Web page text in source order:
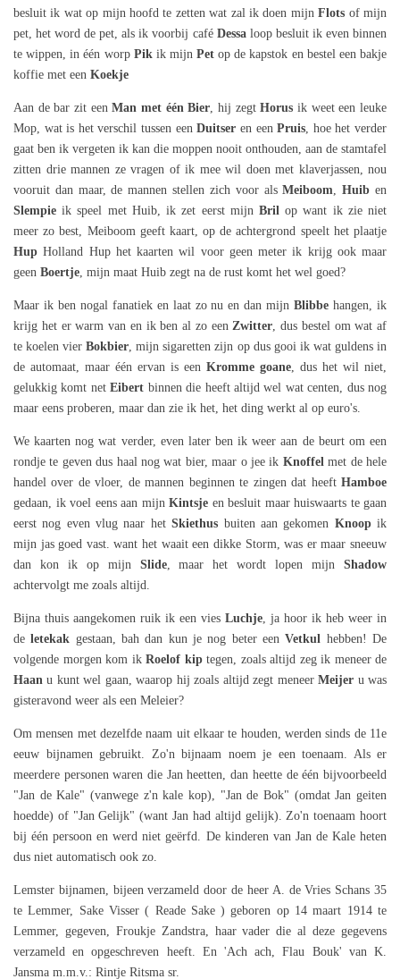
besluit ik wat op mijn hoofd te zetten wat zal ik doen mijnFlots of mijn
pet, het word de pet, als ik voorbij café Dessaloop besluit ik even binnen
te wippen, in één worp Pikik mijnPet op de kapstok en bestel een bakje
koffie met een Koekje
Aan de bar zit eenMan met één Bier, hij zegtHorus ik weet een leuke
Mop, wat is het verschil tussen eenDuitser en eenPruis, hoe het verder
gaat ben ik vergeten ik kan die moppen nooit onthouden, aan de stamtafel
zitten drie mannen ze vragen of ik mee wil doen met klaverjassen, nou
vooruit dan maar, de mannen stellen zich voor alsMeiboom,Huib en
Slempie ik speel met Huib, ik zet eerst mijn Brilop want ik zie niet
meer zo best, Meiboom geeft kaart, op de achtergrond speelt het plaatje
Hup Holland Hup het kaarten wil voor geen meter ik krijg ook maar
geen Boertje, mijn maat Huib zegt na de rust komt het wel goed?
Maar ik ben nogal fanatiek en laat zo nu en dan mijnBlibbe hangen, ik
krijg het er warm van en ik ben al zo eenZwitter, dus bestel om wat af
te koelen vierBokbier, mijn sigaretten zijn op dus gooi ik wat guldens in
de automaat, maar één ervan is een Kromme goane, dus het wil niet,
gelukkig komt netEibert binnen die heeft altijd wel wat centen, dus nog
maar eens proberen, maar dan zie ik het, het ding werkt al op euro's.
We kaarten nog wat verder, even later ben ik weer aan de beurt om een
rondje te geven dus haal nog wat bier, maar o jee ik Knoffelmet de hele
handel over de vloer, de mannen beginnen te zingen dat heeft Hamboe
gedaan, ik voel eens aan mijn Kintsje en besluit maar huiswaarts te gaan
eerst nog even vlug naar hetSkiethus buiten aan gekomen Knoopik
mijn jas goed vast. want het waait een dikke Storm, was er maar sneeuw
dan kon ik op mijn Slide, maar het wordt lopen mijnShadow
achtervolgt me zoals altijd.
Bijna thuis aangekomen ruik ik een vies Luchje, ja hoor ik heb weer in
deletekak gestaan, bah dan kun je nog beter eenVetkul hebben! De
volgende morgen kom ik Roelof kiptegen, zoals altijd zeg ik meneer de
Haan u kunt wel gaan, waarop hij zoals altijd zegt meneerMeijer u was
gisteravond weer als een Meleier?
Om mensen met dezelfde naam uit elkaar te houden, werden sinds de 11e
eeuw bijnamen gebruikt. Zo'n bijnaam noem je een toenaam. Als er
meerdere personen waren die Jan heetten, dan heette de één bijvoorbeeld
"Jan de Kale" (vanwege z'n kale kop), "Jan de Bok" (omdat Jan geiten
hoedde) of "Jan Gelijk" (want Jan had altijd gelijk). Zo'n toenaam hoort
bij één persoon en werd niet geërfd. De kinderen van Jan de Kale heten
dus niet automatisch ook zo.
Lemster bijnamen, bijeen verzameld door de heer A. de Vries Schans 35
te Lemmer, Sake Visser ( Reade Sake ) geboren op 14 maart 1914 te
Lemmer, gegeven, Froukje Zandstra, haarvader die al deze gegevens
verzameld en opgeschreven heeft. En 'Ach ach, Flau Bouk' van K.
Jansma m.m.v.: Rintje Ritsma sr.